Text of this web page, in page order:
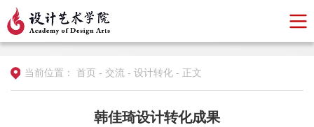
当前位置： 首页 - 交流 - 设计转化 - 正文
韩佳琦设计转化成果